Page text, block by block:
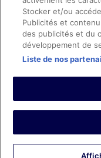
Utiliser un coupon
Electron, CartaSi, Carte
© 2026 Expedia, Inc.,
réservés. ebookers et le
commerciales ou des
Stocker et/ou
Publicités et
des publicités et du
développement de
Liste de nos